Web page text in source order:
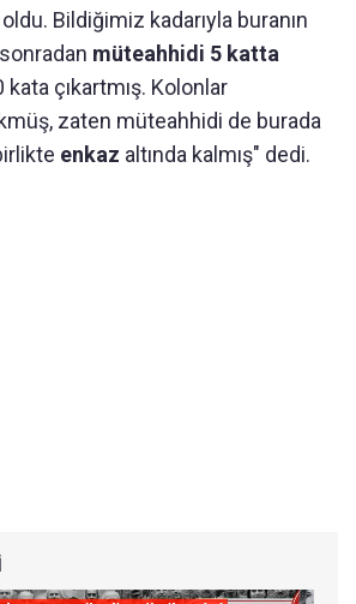
Bildiğimiz kadarıyla buranın
sonradan müteahhidi 5 katta
kata çıkartmış. Kolonlar
zaten müteahhidi de burada
enkaz altında kalmış" dedi.